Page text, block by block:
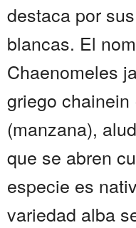
destaca por
blancas. El
Chaenomeles
griego
(manzana),
que se abren
especie es
variedad alba